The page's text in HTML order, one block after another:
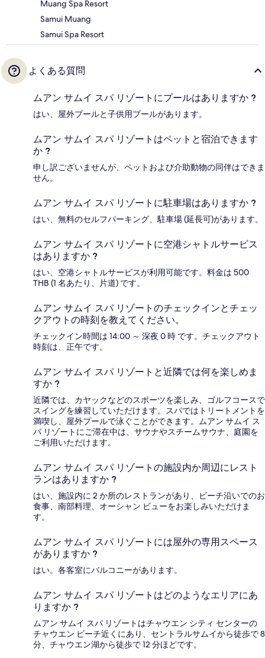
Muang Spa Resort
Samui Muang
Samui Spa Resort
よくある質問
ムアン サムイ スパ リゾートにプールはありますか ?
はい、屋外プールと子供用プールがあります。
ムアン サムイ スパ リゾートはペットと宿泊できます
か ?
申し訳ございませんが、ペットおよび介助動物の同伴はできま
せん。
ムアン サムイ スパ リゾートに駐車場はありますか ?
はい、無料のセルフパーキング、駐車場 (延長可)があります。
ムアン サムイ スパ リゾートに空港シャトルサービス
はありますか ?
はい、空港シャトルサービスが利用可能です。料金は 500
THB (1 名あたり、片道) です。
ムアン サムイ スパ リゾートのチェックインとチェッ
クアウトの時刻を教えてください。
チェックイン時間は 14:00 ～ 深夜 0 時 です。チェックアウト
時刻は、正午です。
ムアン サムイ スパ リゾートと近隣では何を楽しめま
すか ?
近隣では、カヤックなどのスポーツを楽しみ、ゴルフコースで
スイングを練習していただけます。スパではトリートメントを
満喫し、屋外プールで泳ぐことができます。ムアン サムイ ス
パ リゾートにご滞在中は、サウナやスチームサウナ、庭園を
ご利用いただけます。
ムアン サムイ スパ リゾートの施設内か周辺にレスト
ランはありますか ?
はい、施設内に 2 か所のレストランがあり、ビーチ沿いでのお
食事、南部料理、オーシャン ビューをお楽しみいただけま
す。
ムアン サムイ スパ リゾートには屋外の専用スペース
がありますか ?
はい。各客室にバルコニーがあります。
ムアン サムイ スパ リゾートはどのようなエリアにあ
りますか ?
ムアン サムイ スパ リゾートはチャウエン シティ センターの
チャウエン ビーチ近くにあり、セントラルサムイから徒歩で 8
分、チャウエン湖から徒歩で 12 分ほどです。